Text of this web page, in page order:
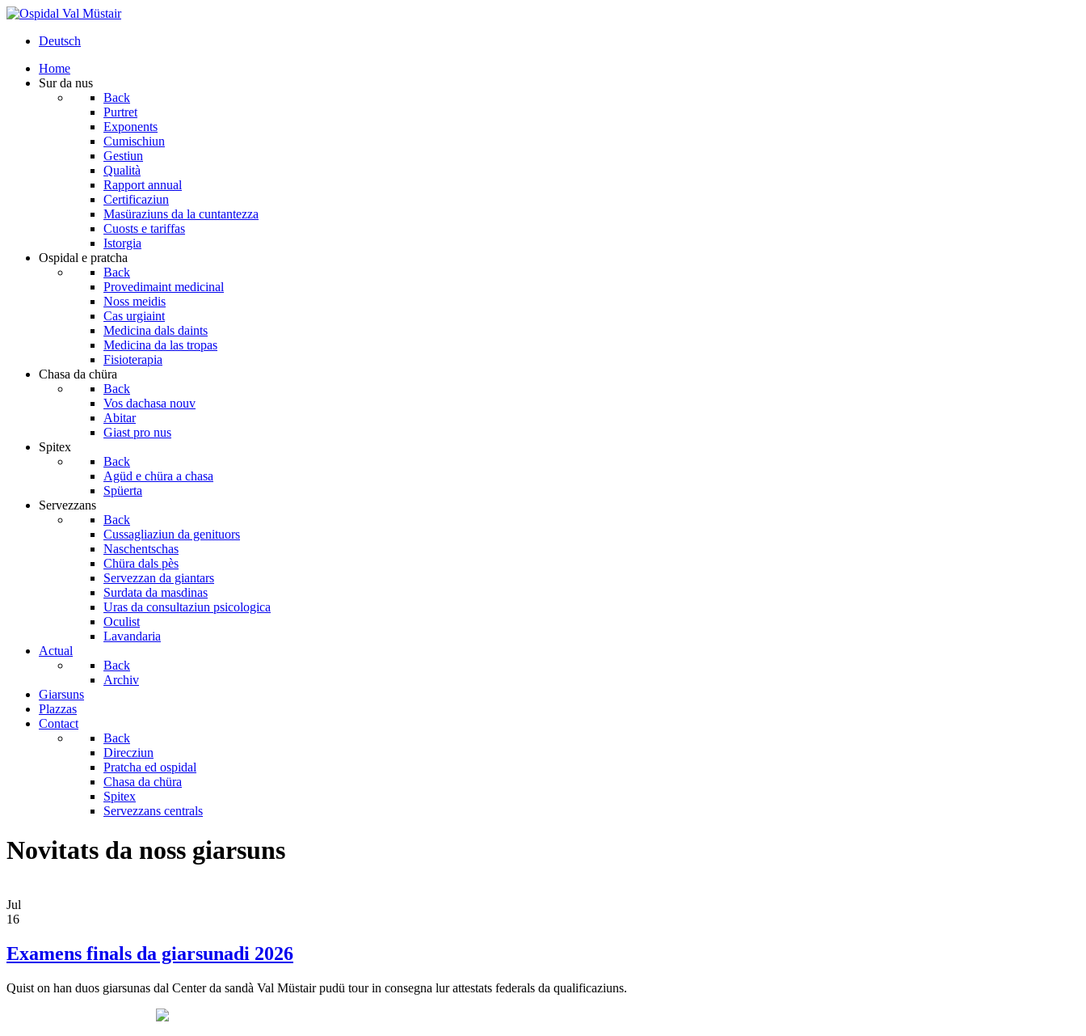
Deutsch
Home
Sur da nus
Back
Purtret
Exponents
Cumischiun
Gestiun
Qualità
Rapport annual
Certificaziun
Masüraziuns da la cuntantezza
Cuosts e tariffas
Istorgia
Ospidal e pratcha
Back
Provedimaint medicinal
Noss meidis
Cas urgiaint
Medicina dals daints
Medicina da las tropas
Fisioterapia
Chasa da chüra
Back
Vos dachasa nouv
Abitar
Giast pro nus
Spitex
Back
Agüd e chüra a chasa
Spüerta
Servezzans
Back
Cussagliaziun da genituors
Naschentschas
Chüra dals pès
Servezzan da giantars
Surdata da masdinas
Uras da consultaziun psicologica
Oculist
Lavandaria
Actual
Back
Archiv
Giarsuns
Plazzas
Contact
Back
Direcziun
Pratcha ed ospidal
Chasa da chüra
Spitex
Servezzans centrals
Novitats da noss giarsuns
Jul
16
Examens finals da giarsunadi 2026
Quist on han duos giarsunas dal Center da sandà Val Müstair pudü tour in consegna lur attestats federals da qualificaziuns.